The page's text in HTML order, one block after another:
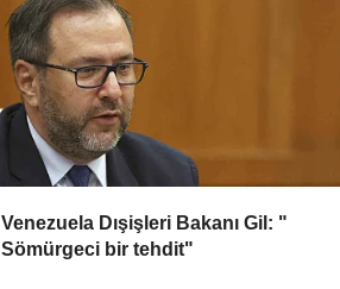
Venezuela Dışişleri Bakanı Gil: "
Sömürgeci bir tehdit"